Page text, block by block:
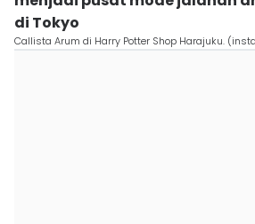
di Tokyo
Callista Arum di Harry Potter Shop Harajuku.